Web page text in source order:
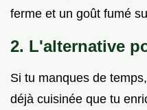
ferme et un goût fumé
2. L'alternative
Si tu manques de
déjà cuisinée que tu